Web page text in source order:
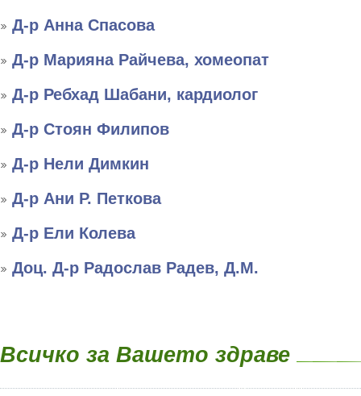
Д-р Анна Спасова
Д-р Марияна Райчева, хомеопат
Д-р Ребхад Шабани, кардиолог
Д-р Стоян Филипов
Д-р Нели Димкин
Д-р Ани Р. Петкова
Д-р Ели Колева
Доц. Д-р Радослав Радев, Д.М.
Всичко за Вашето здраве